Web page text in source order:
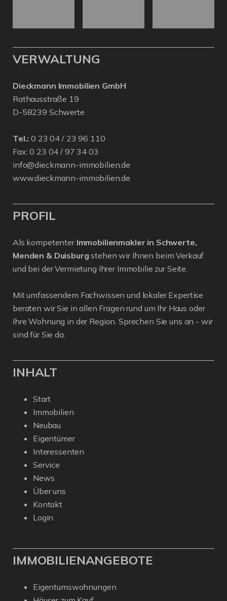
VERWALTUNG
Dieckmann Immobilien GmbH
Rathausstraße 19
D-58239 Schwerte
Tel.: 0 23 04 / 23 96 110
Fax: 0 23 04 / 97 34 03
info@dieckmann-immobilien.de
www.dieckmann-immobilien.de
PROFIL
Als kompetenter Immobilienmakler in Schwerte,
Menden & Duisburg stehen wir Ihnen beim Verkauf
und bei der Vermietung Ihrer Immobilie zur Seite.
Mit umfassendem Fachwissen und lokaler Expertise
beraten wir Sie in allen Fragen rund um Ihr Haus oder
Ihre Wohnung in der Region. Sprechen Sie uns an - wir
sind für Sie da.
INHALT
Start
Immobilien
Neubau
Eigentümer
Interessenten
Service
News
Über uns
Kontakt
Login
IMMOBILIENANGEBOTE
Eigentumswohnungen